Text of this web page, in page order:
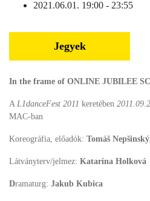
2021.06.01. 19:00 - 23:55
Jegyek
In the frame of ONLINE JUBILEE
A L1danceFest 2011 keretében
MAC-ban
Koreográfia, előadók: Tomáš
Látványterv/jelmez: Katarína Holková
Dramaturg: Jakub Kubica